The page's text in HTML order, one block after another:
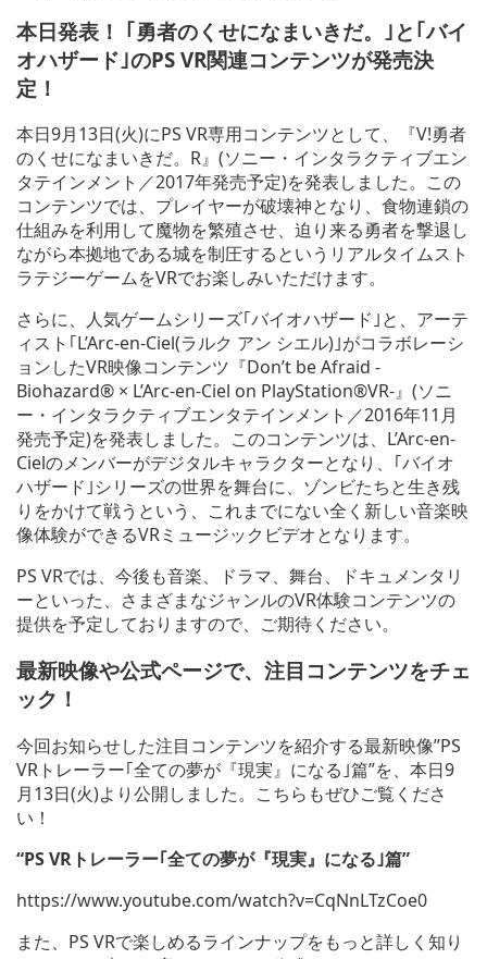
本日発表！ ｢勇者のくせになまいきだ。｣と｢バイ
オハザード｣のPS VR関連コンテンツが発売決
定！
本日9月13日(火)にPS VR専用コンテンツとして、『V!勇者
のくせになまいきだ。R』(ソニー・インタラクティブエン
タテインメント／2017年発売予定)を発表しました。この
コンテンツでは、プレイヤーが破壊神となり、食物連鎖の
仕組みを利用して魔物を繁殖させ、迫り来る勇者を撃退し
ながら本拠地である城を制圧するというリアルタイムスト
ラテジーゲームをVRでお楽しみいただけます。
さらに、人気ゲームシリーズ｢バイオハザード｣と、アーテ
ィスト｢L’Arc-en-Ciel(ラルク アン シエル)｣がコラボレーシ
ョンしたVR映像コンテンツ『Don’t be Afraid -
Biohazard® × L’Arc-en-Ciel on PlayStation®VR-』(ソニ
ー・インタラクティブエンタテインメント／2016年11月
発売予定)を発表しました。このコンテンツは、L’Arc-en-
Cielのメンバーがデジタルキャラクターとなり、｢バイオ
ハザード｣シリーズの世界を舞台に、ゾンビたちと生き残
りをかけて戦うという、これまでにない全く新しい音楽映
像体験ができるVRミュージックビデオとなります。
PS VRでは、今後も音楽、ドラマ、舞台、ドキュメンタリ
ーといった、さまざまなジャンルのVR体験コンテンツの
提供を予定しておりますので、ご期待ください。
最新映像や公式ページで、注目コンテンツをチェ
ック！
今回お知らせした注目コンテンツを紹介する最新映像”PS
VRトレーラー｢全ての夢が『現実』になる｣篇”を、本日9
月13日(火)より公開しました。こちらもぜひご覧くださ
い！
“PS VR トレーラー｢全ての夢が『現実』になる｣篇”
https://www.youtube.com/watch?v=CqNnLTzCoe0
また、PS VRで楽しめるラインナップをもっと詳しく知り